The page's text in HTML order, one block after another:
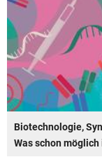
Biotechnologie,
Was schon möglich